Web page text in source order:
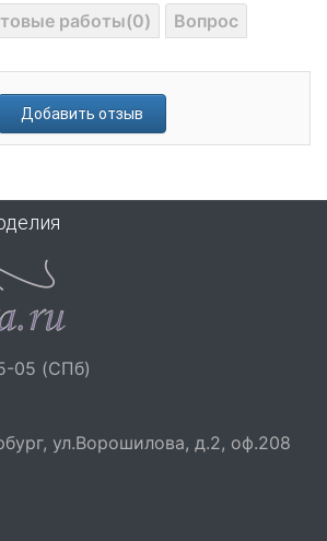
работы(0)
Вопрос
Добавить отзыв
05 (СПб)
ул.Ворошилова, д.2, оф.208